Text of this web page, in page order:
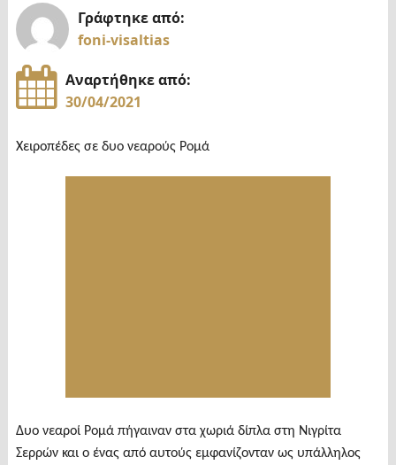
Γράφτηκε από:
foni-visaltias
Αναρτήθηκε από:
30/04/2021
Χειροπέδες σε δυο νεαρούς Ρομά
Δυο νεαροί Ρομά πήγαιναν στα χωριά δίπλα στη Νιγρίτα
Σερρών και ο ένας από αυτούς εμφανίζονταν ως υπάλληλος